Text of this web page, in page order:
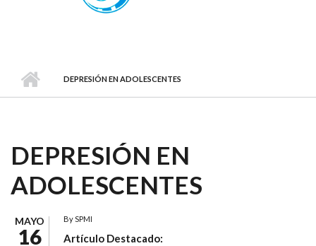
DEPRESIÓN EN ADOLESCENTES
DEPRESIÓN EN
ADOLESCENTES
MAYO
16
BySPMI
Artículo Destacado: